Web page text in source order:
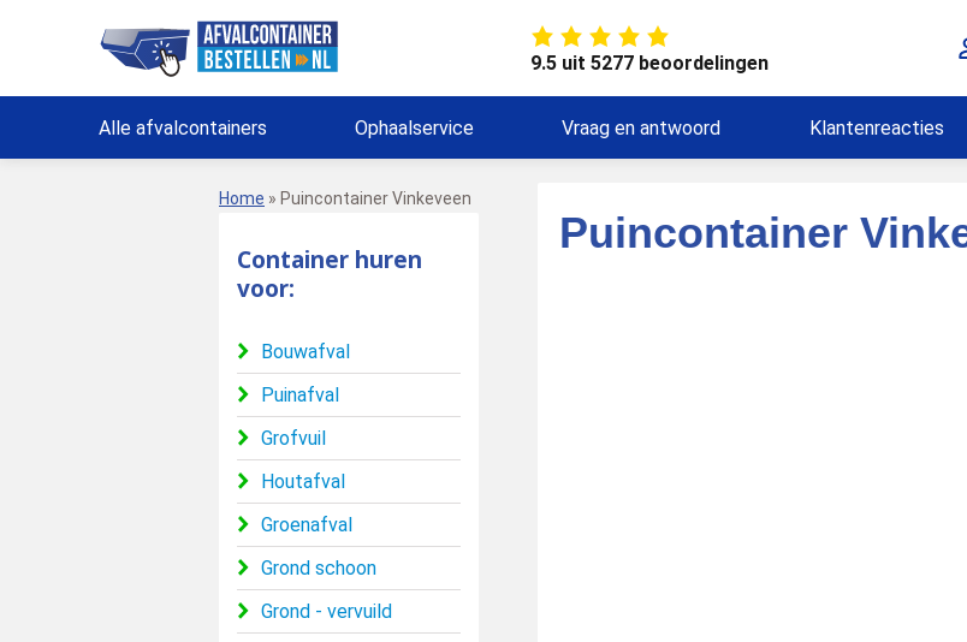
9.5 uit 5277 beoordelingen
Alle afvalcontainers Ophaalservice Vraag en antwoord Klantenreacties
Home » Puincontainer Vinkeveen
Puincontainer
Container huren
voor:
Bouwafval
Puinafval
Grofvuil
Houtafval
Groenafval
Grond schoon
Grond - vervuild